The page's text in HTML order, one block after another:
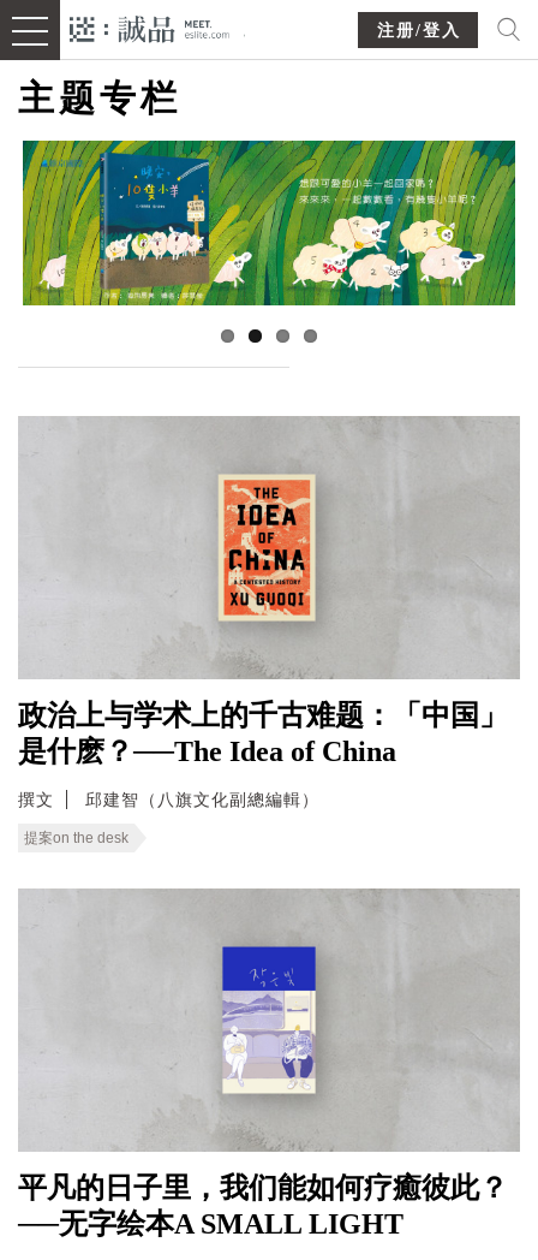
注册/登入
主题专栏
政治上与学术上的千古难题：「中国」
是什麽？──The Idea of China
撰文 邱建智（八旗文化副總編輯）
提案on the desk
平凡的日子里，我们能如何疗癒彼此？
──无字绘本A SMALL LIGHT